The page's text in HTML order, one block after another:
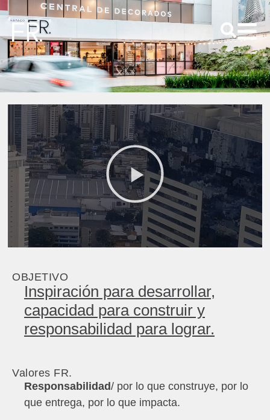
OBJETIVO
Inspiración para desarrollar,
capacidad para construir y
responsabilidad para lograr.
Valores FR.
Responsabilidad/ por lo que construye, por lo
que entrega, por lo que impacta.
Buscar